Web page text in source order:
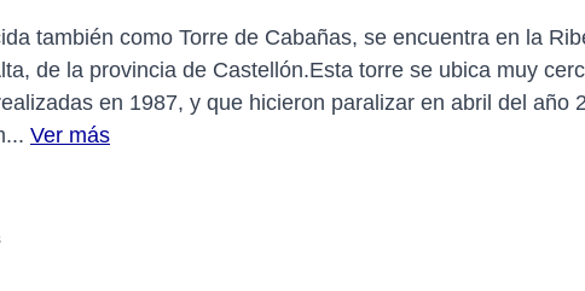
también como Torre de Cabañas, se encuentra en la
de la provincia de Castellón.Esta torre se ubica muy
en 1987, y que hicieron paralizar en abril del año
Ver más